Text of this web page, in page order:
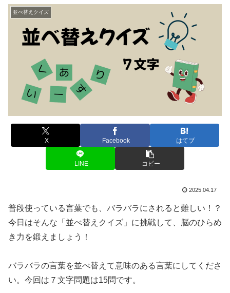
並べ替えクイズ
X Facebook はてブ
LINE コピー
2025.04.17
普段使っている言葉でも、バラバラにされると難しい！？
今日はそんな「並べ替えクイズ」に挑戦して、脳のひらめ
き力を鍛えましょう！
バラバラの言葉を並べ替えて意味のある言葉にしてくださ
い。今回は７文字問題は15問です。